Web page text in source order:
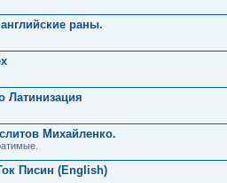
раны.
Латинизация
Михайленко.
Писин (English)